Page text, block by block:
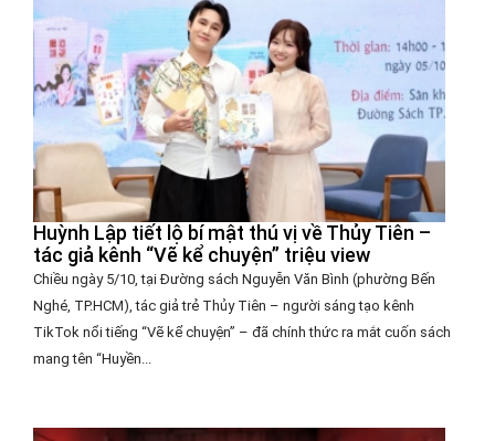
Huỳnh Lập tiết lộ bí mật thú vị về Thủy Tiên –
tác giả kênh “Vẽ kể chuyện” triệu view
Chiều ngày 5/10, tại Đường sách Nguyễn Văn Bình (phường Bến
Nghé, TP.HCM), tác giả trẻ Thủy Tiên – người sáng tạo kênh
TikTok nổi tiếng “Vẽ kể chuyện” – đã chính thức ra mắt cuốn sách
mang tên “Huyền...